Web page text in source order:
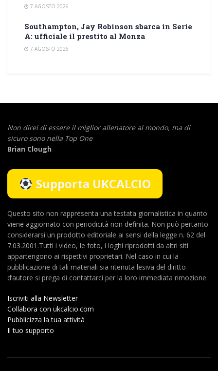
7 AGOSTO 2026
Southampton, Jay Robinson sbarca in Serie
A: ufficiale il prestito al Monza
7 AGOSTO 2026
Non direi di essere il miglior allenatore al mondo, ma di
sicuro sono nella Top One
Brian Clough
Supporta UKCALCIO
Questo sito non rappresenta una testata giornalistica in quanto
viene aggiornato con periodicità non definita. Non può pertanto
considerarsi un prodotto editoriale ai sensi della legge n. 62 del
7.03.2001.Tutti i video, le foto, i loghi riprodotti da altri siti
appartengono ai rispettivi proprietari. Nel caso in cui la
pubblicazione di tali materiali sia ritenuta lesiva del diritto
d’autore si prega di contattarci per la loro immediata rimozione.
Iscriviti alla Newsletter
Collabora con ukcalcio.com
Pubblicizza la tua attività
Il tuo supporto